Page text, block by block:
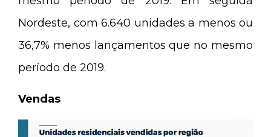
Nordeste, com 6.640 unidades a menos ou
36,7% menos lançamentos que no mesmo
período de 2019.
Vendas